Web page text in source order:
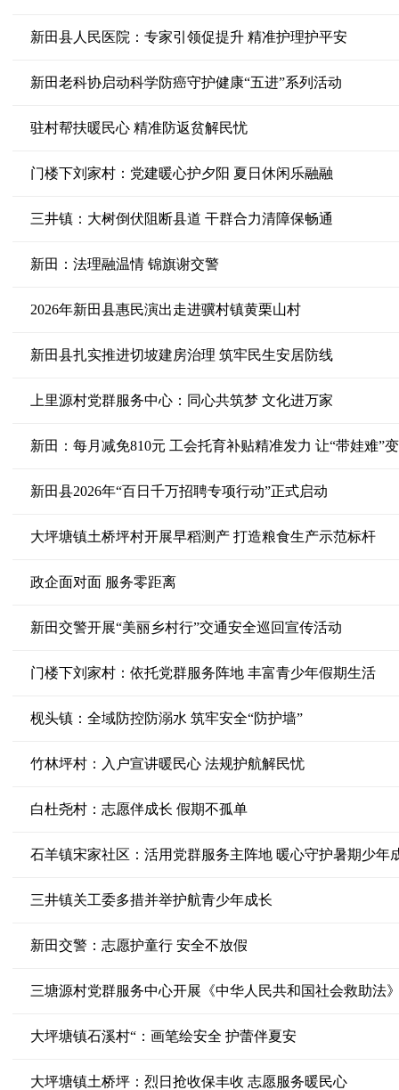
新田县人民医院：专家引领促提升 精准护理护平安
新田老科协启动科学防癌守护健康“五进”系列活动
驻村帮扶暖民心 精准防返贫解民忧
门楼下刘家村：党建暖心护夕阳 夏日休闲乐融融
三井镇：大树倒伏阻断县道 干群合力清障保畅通
新田：法理融温情 锦旗谢交警
2026年新田县惠民演出走进骥村镇黄栗山村
新田县扎实推进切坡建房治理 筑牢民生安居防线
上里源村党群服务中心：同心共筑梦 文化进万家
新田：每月减免810元 工会托育补贴精准发力 让“带娃难”
新田县2026年“百日千万招聘专项行动”正式启动
大坪塘镇土桥坪村开展早稻测产 打造粮食生产示范标杆
政企面对面 服务零距离
新田交警开展“美丽乡村行”交通安全巡回宣传活动
门楼下刘家村：依托党群服务阵地 丰富青少年假期生活
枧头镇：全域防控防溺水 筑牢安全“防护墙”
竹林坪村：入户宣讲暖民心 法规护航解民忧
白杜尧村：志愿伴成长 假期不孤单
石羊镇宋家社区：活用党群服务主阵地 暖心守护暑期少年
三井镇关工委多措并举护航青少年成长
新田交警：志愿护童行 安全不放假
三塘源村党群服务中心开展《中华人民共和国社会救助法
大坪塘镇石溪村“：画笔绘安全 护蕾伴夏安
大坪塘镇土桥坪：烈日抢收保丰收 志愿服务暖民心